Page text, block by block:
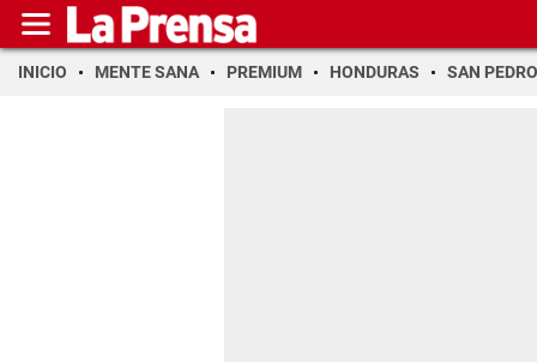
INICIO MENTE SANA PREMIUM HONDURAS SAN PEDRO